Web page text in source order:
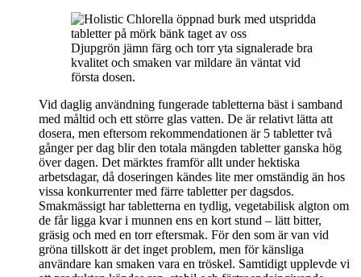
Djupgrön jämn färg och torr yta signalerade bra
kvalitet och smaken var mildare än väntat vid
första dosen.
Vid daglig användning fungerade tabletterna bäst i samband
med måltid och ett större glas vatten. De är relativt lätta att
dosera, men eftersom rekommendationen är 5 tabletter två
gånger per dag blir den totala mängden tabletter ganska hög
över dagen. Det märktes framför allt under hektiska
arbetsdagar, då doseringen kändes lite mer omständig än hos
vissa konkurrenter med färre tabletter per dagsdos.
Smakmässigt har tabletterna en tydlig, vegetabilisk algton om
de får ligga kvar i munnen ens en kort stund – lätt bitter,
gräsig och med en torr eftersmak. För den som är van vid
gröna tillskott är det inget problem, men för känsliga
användare kan smaken vara en tröskel. Samtidigt upplevde vi